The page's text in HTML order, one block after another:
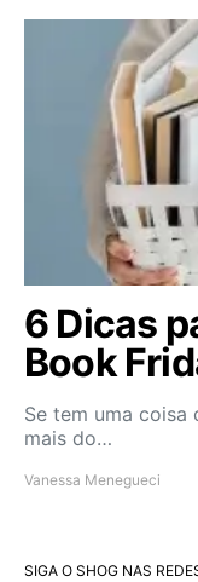
6 Dicas
Book
Se tem uma coisa
mais do…
Vanessa Menegueci
SIGA O SHOG NAS